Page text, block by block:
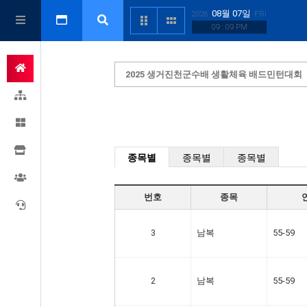
2026 08월 07일
FRI
09 : 09 PM
2025 생거진천군수배 생활체육 배드민턴대회
종목별 종목별 종목별
번호 종목
3 남복 55-59
2 남복 55-59